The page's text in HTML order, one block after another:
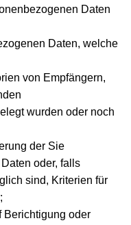
Daten
Daten, welche
von Empfängern,
wurden oder noch
der Sie
oder, falls
sind, Kriterien für
Berichtigung oder